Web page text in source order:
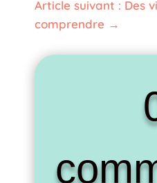
Article suivant : Des
comprendre →